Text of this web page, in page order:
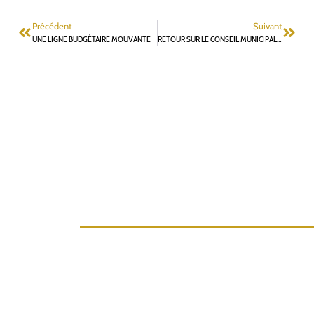
Précédent
UNE LIGNE BUDGÉTAIRE MOUVANTE
Suivant